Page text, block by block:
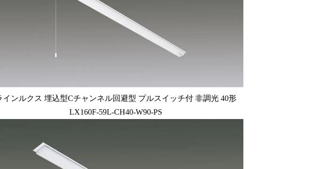
インルクス 埋込型Cチャンネル回避型 プルスイッチ付 非調光 40形
LX160F-59L-CH40-W90-PS